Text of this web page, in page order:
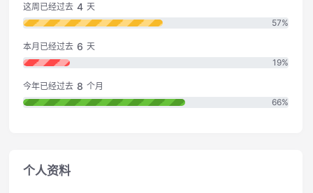
这周已经过去 4 天
57%
本月已经过去 6 天
19%
今年已经过去 8 个月
66%
个人资料